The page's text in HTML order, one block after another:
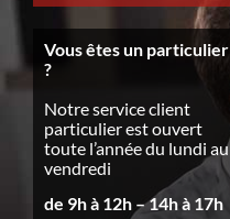
Vous êtes un particulier
?
Notre service client
particulier est ouvert
toute l’année du lundi au
vendredi
de 9h à 12h – 14h à 17h